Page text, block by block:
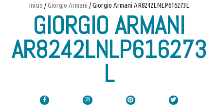
Inicio /Giorgio Armani / Giorgio Armani AR8242LNLP616273L
GIORGIO ARMANI
AR8242LNLP616273
L